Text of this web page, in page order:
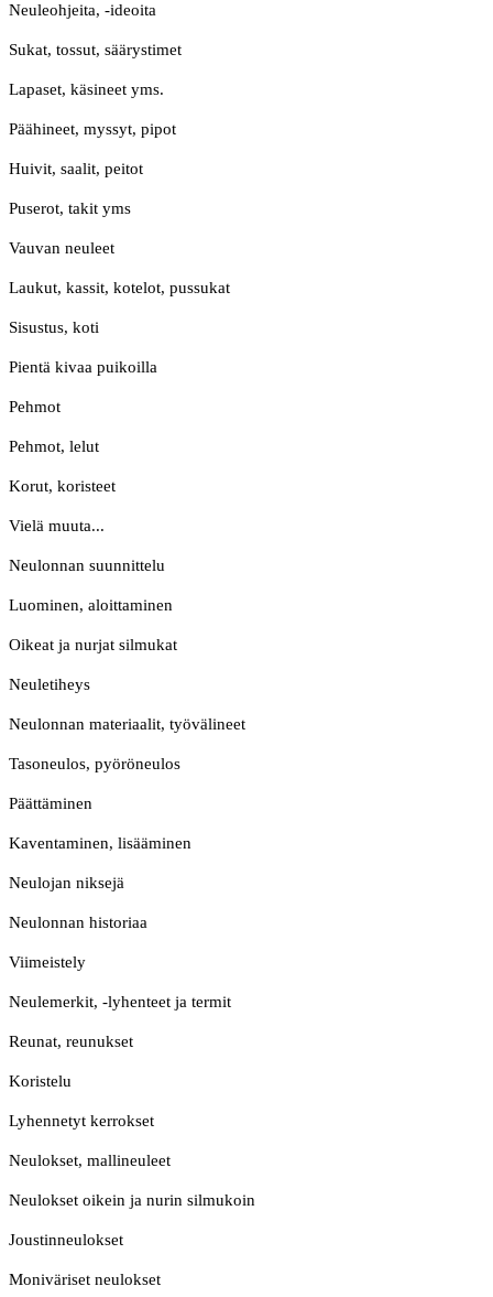
Neuleohjeita, -ideoita
Sukat, tossut, säärystimet
Lapaset, käsineet yms.
Päähineet, myssyt, pipot
Huivit, saalit, peitot
Puserot, takit yms
Vauvan neuleet
Laukut, kassit, kotelot, pussukat
Sisustus, koti
Pientä kivaa puikoilla
Pehmot
Pehmot, lelut
Korut, koristeet
Vielä muuta...
Neulonnan suunnittelu
Luominen, aloittaminen
Oikeat ja nurjat silmukat
Neuletiheys
Neulonnan materiaalit, työvälineet
Tasoneulos, pyöröneulos
Päättäminen
Kaventaminen, lisääminen
Neulojan niksejä
Neulonnan historiaa
Viimeistely
Neulemerkit, -lyhenteet ja termit
Reunat, reunukset
Koristelu
Lyhennetyt kerrokset
Neulokset, mallineuleet
Neulokset oikein ja nurin silmukoin
Joustinneulokset
Moniväriset neulokset